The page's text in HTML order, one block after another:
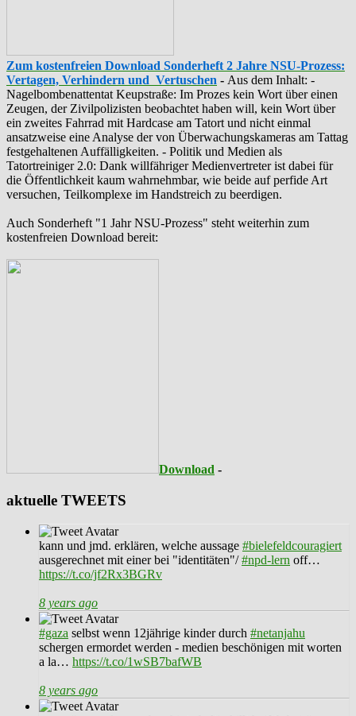
Zum kostenfreien Download Sonderheft 2 Jahre NSU-Prozess:
Vertagen, Verhindern und Vertuschen - Aus dem Inhalt: -
‪Nagelbombenattentat‬ ‎Keupstraße‬: Im Prozes kein Wort über einen
Zeugen, der Zivilpolizisten beobachtet haben will, kein Wort über
ein zweites Fahrrad mit Hardcase am Tatort und nicht einmal
ansatzweise eine Analyse der von Überwachungskameras am Tattag
festgehaltenen Auffälligkeiten. - Politik und Medien als
‪Tatortreiniger‬ 2.0: Dank willfähriger Medienvertreter ist dabei für
die Öffentlichkeit kaum wahrnehmbar, wie beide auf perfide Art
versuchen, Teilkomplexe im Handstreich zu beerdigen.
Auch Sonderheft "1 Jahr NSU-Prozess" steht weiterhin zum
kostenfreien Download bereit:
Download -
aktuelle TWEETS
kann und jmd. erklären, welche aussage #bielefeldcouragiert
ausgerechnet mit einer bei "identitäten"/#npd-lern off…
https://t.co/jf2Rx3BGRv
8 years ago
#gaza selbst wenn 12jährige kinder durch #netanjahu
schergen ermordet werden - medien beschönigen mit worten
a la… https://t.co/1wSB7bafWB
8 years ago